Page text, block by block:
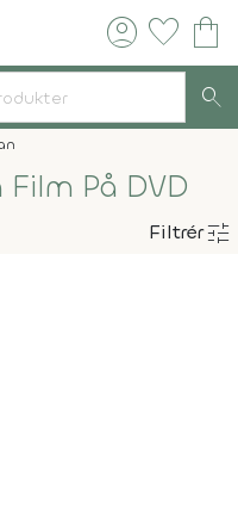
account_circle favorite shopping_bag
search
På DVD
Filtrértune